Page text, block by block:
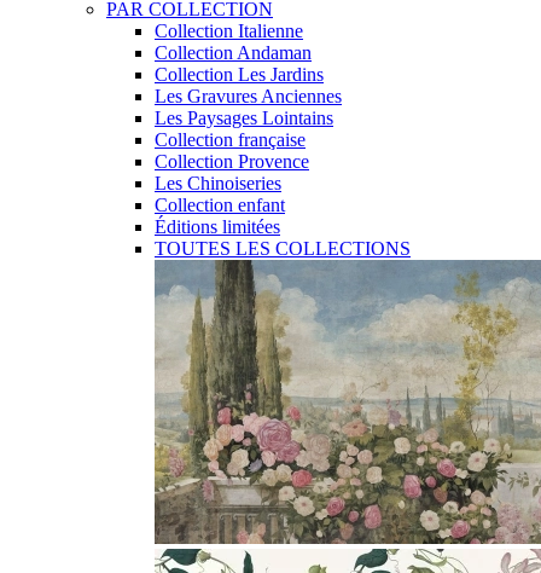
PAR COLLECTION
Collection Italienne
Collection Andaman
Collection Les Jardins
Les Gravures Anciennes
Les Paysages Lointains
Collection française
Collection Provence
Les Chinoiseries
Collection enfant
Éditions limitées
TOUTES LES COLLECTIONS